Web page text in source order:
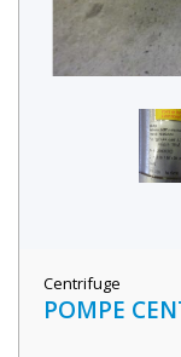
Centrifuge
POMPE